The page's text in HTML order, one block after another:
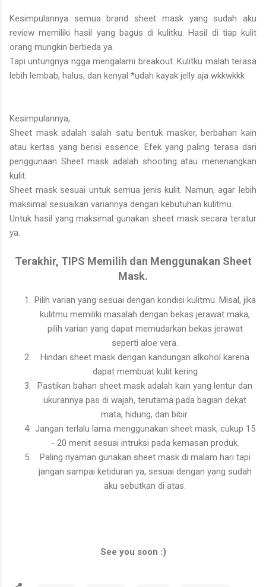
Kesimpulannya semua brand sheet mask yang sudah aku
review memiliki hasil yang bagus di kulitku. Hasil di tiap kulit
orang mungkin berbeda ya.
Tapi untungnya ngga mengalami breakout. Kulitku malah terasa
lebih lembab, halus, dan kenyal *udah kayak jelly aja wkkwkkk
Kesimpulannya,
Sheet mask adalah salah satu bentuk masker, berbahan kain
atau kertas yang berisi essence. Efek yang paling terasa dari
penggunaan Sheet mask adalah shooting atau menenangkan
kulit.
Sheet mask sesuai untuk semua jenis kulit. Namun, agar lebih
maksimal sesuaikan variannya dengan kebutuhan kulitmu.
Untuk hasil yang maksimal gunakan sheet mask secara teratur
ya.
Terakhir, TIPS Memilih dan Menggunakan Sheet
Mask.
Pilih varian yang sesuai dengan kondisi kulitmu. Misal, jika
kulitmu memiliki masalah dengan bekas jerawat maka,
pilih varian yang dapat memudarkan bekas jerawat
seperti aloe vera.
Hindari sheet mask dengan kandungan alkohol karena
dapat membuat kulit kering
Pastikan bahan sheet mask adalah kain yang lentur dan
ukurannya pas di wajah, terutama pada bagian dekat
mata, hidung, dan bibir.
Jangan terlalu lama menggunakan sheet mask, cukup 15
- 20 menit sesuai intruksi pada kemasan produk.
Paling nyaman gunakan sheet mask di malam hari tapi
jangan sampai ketiduran ya, sesuai dengan yang sudah
aku sebutkan di atas.
See you soon :)